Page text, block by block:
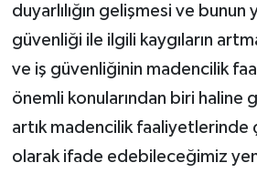
duyarlılığın gelişmesi ve bunun
güvenliği ile ilgili kaygıların
ve iş güvenliğinin madencilik
önemli konularından biri haline
artık madencilik faaliyetlerinde
olarak ifade edebileceğimiz